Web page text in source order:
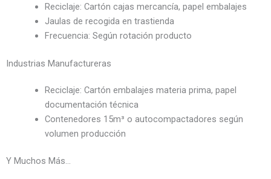
Reciclaje: Cartón cajas mercancía, papel embalajes
Jaulas de recogida en trastienda
Frecuencia: Según rotación producto
Industrias Manufactureras
Reciclaje: Cartón embalajes materia prima, papel
documentación técnica
Contenedores 15m³ o autocompactadores según
volumen producción
Y Muchos Más…